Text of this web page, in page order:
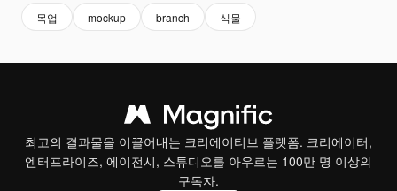
목업 mockup branch 식물
최고의 결과물을 이끌어내는 크리에이티브 플랫폼. 크리에이터,
엔터프라이즈, 에이전시, 스튜디오를 아우르는 100만 명 이상의
구독자.